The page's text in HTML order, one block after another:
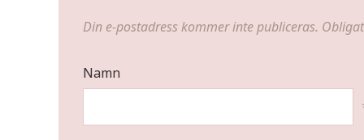
Din e-postadress kommer inte publiceras.
Namn